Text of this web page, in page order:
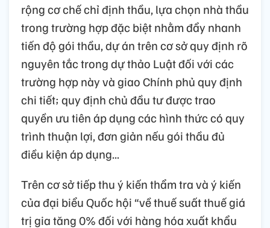
rộng cơ chế chỉ định thầu, lựa chọn nhà thầu
trong trường hợp đặc biệt nhằm đẩy nhanh
tiến độ gói thầu, dự án trên cơ sở quy định rõ
nguyên tắc trong dự thảo Luật đối với các
trường hợp này và giao Chính phủ quy định
chi tiết; quy định chủ đầu tư được trao
quyền ưu tiên áp dụng các hình thức có quy
trình thuận lợi, đơn giản nếu gói thầu đủ
điều kiện áp dụng...
Trên cơ sở tiếp thu ý kiến thẩm tra và ý kiến
của đại biểu Quốc hội “về thuế suất thuế giá
trị gia tăng 0% đối với hàng hóa xuất khẩu